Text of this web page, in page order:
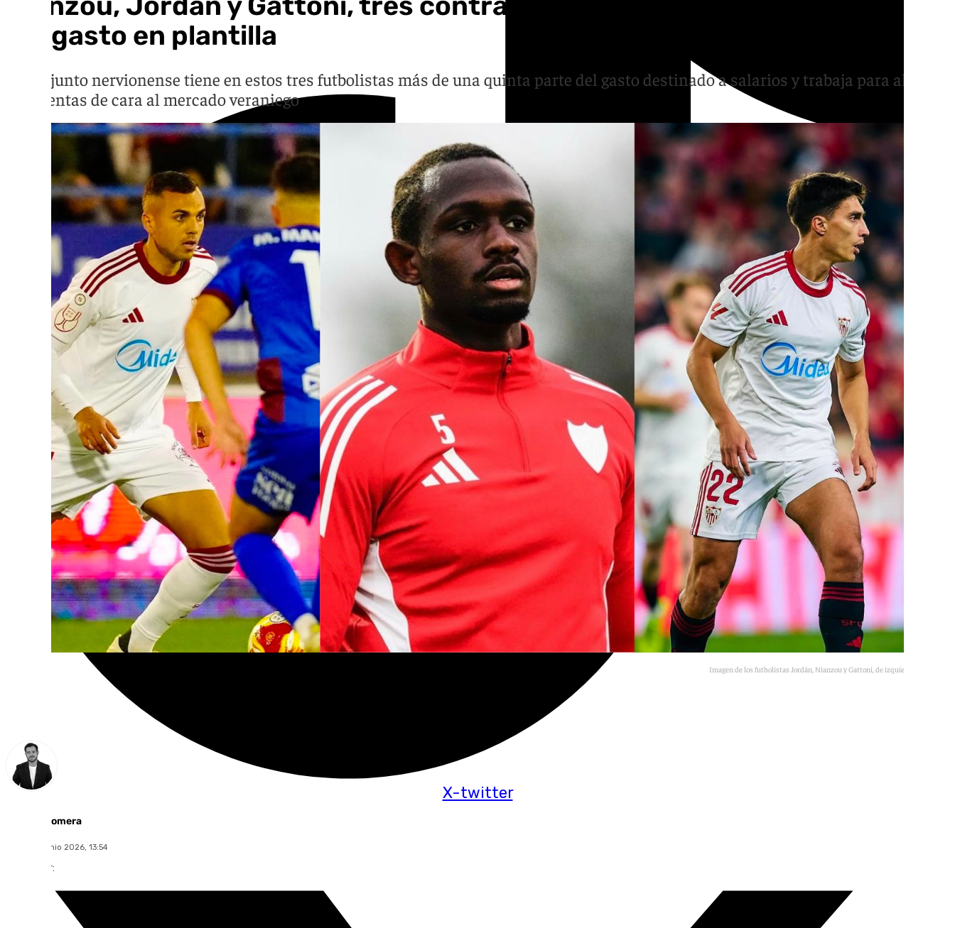
X-twitter
del gasto en plantilla
El conjunto nervionense tiene en estos tres futbolistas más de una quinta parte del gasto destinado a salarios y trabaja para aliviar
las cuentas de cara al mercado veraniego
Imagen de los futbolistas Jordán, Nianzou y Gattoni, de izquierda a derecha.
Alberto Romera
lunes, 29 junio 2026, 13:54
Compartir: